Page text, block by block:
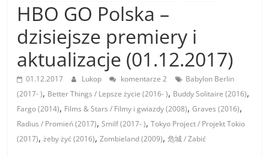
HBO GO Polska –
dzisiejsze premiery i
aktualizacje (01.12.2017)
01.12.2017 Lukop komentarze 2
Babylon Berlin
(2017- ), Better Things / Lepsze życie (2016- ), Buddy Solitaire (2016),
Fargo (2014), Films & Stars / Filmy i gwiazdy (2008),Graves (2016),
Radius / Promień (2017),Smilf (2017- ),Tokyo Project / Projekt Tokio
(2017),żeby żyć (2016),Zombieland (2009),危城 / Zabić